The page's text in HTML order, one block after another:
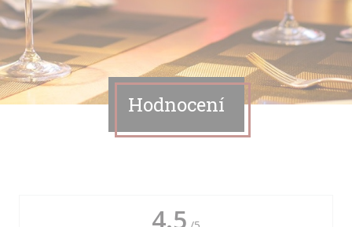
Hodnocení
4.5